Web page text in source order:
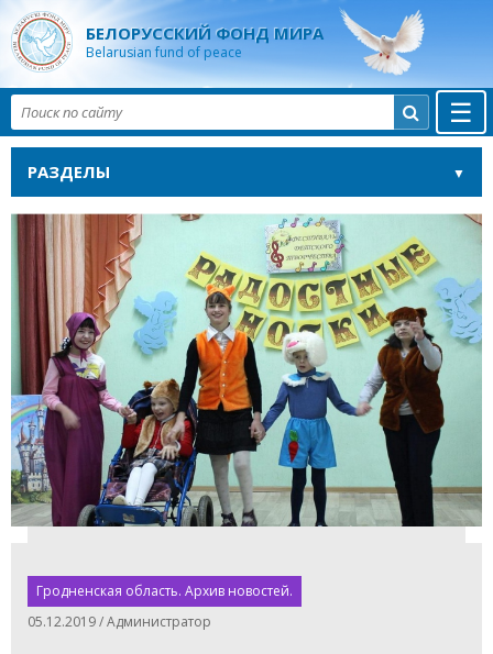
БЕЛОРУССКИЙ ФОНД МИРА
Belarusian fund of peace
☰

РАЗДЕЛЫ
Гродненская область. Архив новостей.
05.12.2019 / Администратор